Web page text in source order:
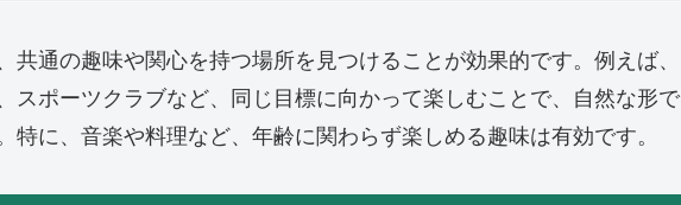
共通の趣味や関心を持つ場所を見つけることが効果的です。例えば、
スポーツクラブなど、同じ目標に向かって楽しむことで、自然な形で
特に、音楽や料理など、年齢に関わらず楽しめる趣味は有効です。